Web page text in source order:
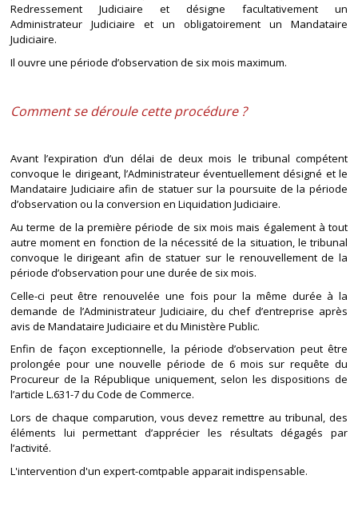
Redressement Judiciaire et désigne facultativement un
Administrateur Judiciaire et un obligatoirement un Mandataire
Judiciaire.
Il ouvre une période d’observation de six mois maximum.
Comment se déroule cette procédure ?
Avant l’expiration d’un délai de deux mois le tribunal compétent
convoque le dirigeant, l’Administrateur éventuellement désigné et le
Mandataire Judiciaire afin de statuer sur la poursuite de la période
d’observation ou la conversion en Liquidation Judiciaire.
Au terme de la première période de six mois mais également à tout
autre moment en fonction de la nécessité de la situation, le tribunal
convoque le dirigeant afin de statuer sur le renouvellement de la
période d’observation pour une durée de six mois.
Celle-ci peut être renouvelée une fois pour la même durée à la
demande de l’Administrateur Judiciaire, du chef d’entreprise après
avis de Mandataire Judiciaire et du Ministère Public.
Enfin de façon exceptionnelle, la période d’observation peut être
prolongée pour une nouvelle période de 6 mois sur requête du
Procureur de la République uniquement, selon les dispositions de
l’article L.631-7 du Code de Commerce.
Lors de chaque comparution, vous devez remettre au tribunal, des
éléments lui permettant d’apprécier les résultats dégagés par
l’activité.
L'intervention d'un expert-comtpable apparait indispensable.